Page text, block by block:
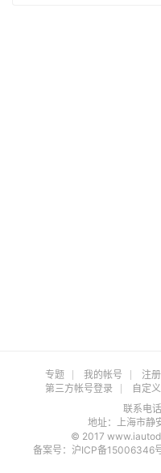
专题 我的帐号 注册
第三方帐号登录
自定
联系电
地址：上海市静
© 2017
备案号： 沪ICP备15006346